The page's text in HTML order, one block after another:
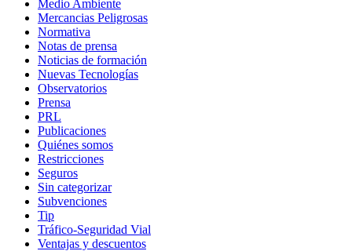
Medio Ambiente
Mercancias Peligrosas
Normativa
Notas de prensa
Noticias de formación
Nuevas Tecnologías
Observatorios
Prensa
PRL
Publicaciones
Quiénes somos
Restricciones
Seguros
Sin categorizar
Subvenciones
Tip
Tráfico-Seguridad Vial
Ventajas y descuentos